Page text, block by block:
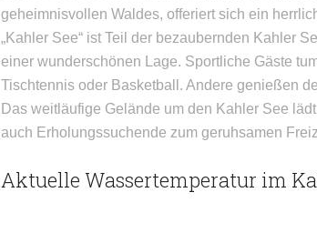
geheimnisvollen Waldes, offeriert sich ein
„Kahler See“ ist Teil der bezaubernden Kahler
einer wunderschönen Lage. Sportliche Gäste
Tischtennis oder Basketball. Andere genießen
Das weitläufige Gelände um den Kahler See
auch Erholungssuchende zum geruhsamen
Aktuelle Wassertemperatur im